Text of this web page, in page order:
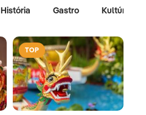
História Gastro Kultúra
TOP